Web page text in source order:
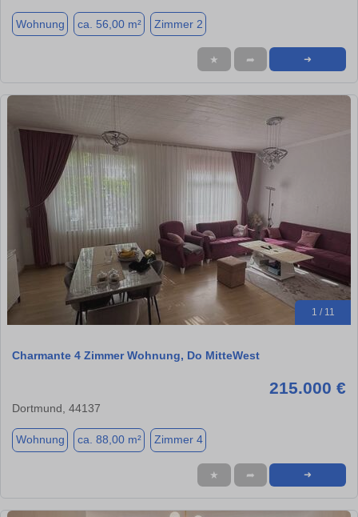
Wohnung ca. 56,00 m² Zimmer 2
★ ➦ ➜
1 / 11
Charmante 4 Zimmer Wohnung, Do MitteWest
215.000 €
Dortmund, 44137
Wohnung ca. 88,00 m² Zimmer 4
★ ➦ ➜